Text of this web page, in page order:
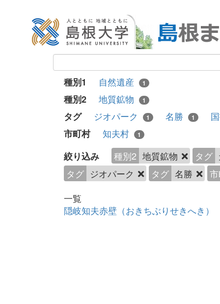
種別1 自然遺産 1
種別2 地質鉱物 1
タグ ジオパーク 1 名勝 1
市町村
知夫村 1
絞り込み 種別2 地質鉱物 タグ
タグ ジオパーク タグ 名勝
一覧
隠岐知夫赤壁（おきちぶりせきへき）